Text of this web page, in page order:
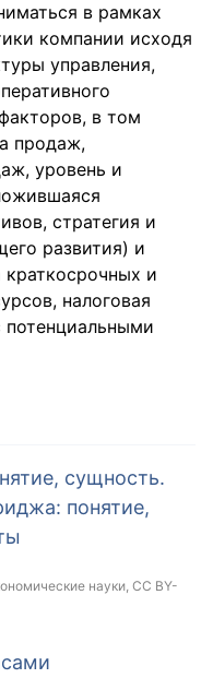
в рамках
компании исходя
управления,
в том
продаж,
уровень и
стратегия и
развития) и
и
налоговая
потенциальными
сущность.
понятие,
науки, CC BY-